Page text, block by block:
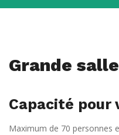
Grande
Capacité pour
Maximum de 70 personnes